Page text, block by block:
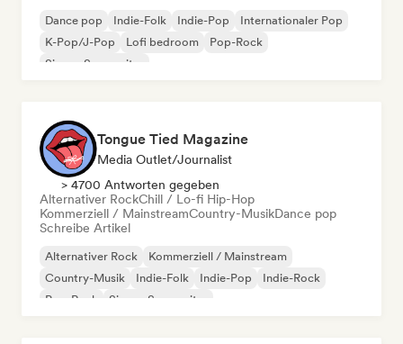
Dance pop Indie-Folk Indie-Pop
Internationaler Pop
K-Pop/J-Pop
Lofi bedroom
Pop-Rock
Singer-Songwriter
Tongue Tied Magazine
Media Outlet/Journalist
> 4700 Antworten gegeben
Alternativer RockChill / Lo-fi Hip-Hop
Kommerziell / MainstreamCountry-MusikDance pop
Schreibe Artikel
Alternativer Rock
Kommerziell / Mainstream
Country-Musik
Indie-Folk Indie-Pop
Indie-Rock
Pop-Rock
Singer-Songwriter